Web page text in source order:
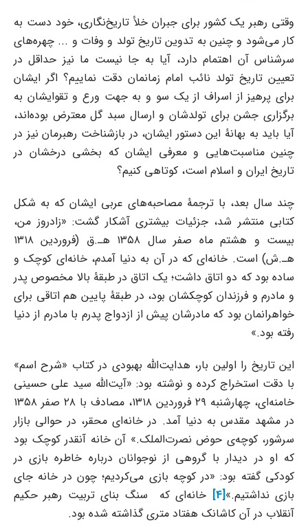
وقتی رهبر یک کشور برای جبران خلأ تاریخ‌نگاری، خود دست به
کار می‌شود و چنین به تدوین تاریخ تولد و وفات و ... چهره‌های
سرشناس آن اهتمام دارد، آیا به جا نیست ما نیز حداقل در
تعیین تاریخ تولد نائب امام زمانمان دقت نماییم؟ اگر ایشان
برای پرهیز از اسراف از یک سو و به جهت ورع و تقوایشان به
برگزاری جشن برای تولدشان و ارسال سبد گل معترض بوده‌اند،
آیا باید به بهانۀ این دستور ایشان، در بازشناخت رهبرمان نیز در
چنین مناسبت‌هایی و معرفی ایشان که بخشی درخشان در
تاریخ ایران و اسلام است، کوتاهی کنیم؟
چند سال بعد، با ترجمۀ مصاحبه‌های عربی ایشان که به شکل
کتابی منتشر شد، جزئیات بیشتری آشکار گشت: «زادروز من،
بیست و هشتم ماه صفر سال ۱۳۵۸ هـ.ق (فروردین ۱۳۱۸
هـ.ش) است. خانه‌ای که در آن به دنیا آمدم، خانه‌ای کوچک و
ساده بود که دو اتاق داشت؛ یک اتاق در طبقۀ بالا مخصوص پدر
و مادرم و فرزندان کوچکشان بود، در طبقۀ پایین هم اتاقی برای
خواهرانمان بود که مادرشان پیش از ازدواج پدرم با مادرم از دنیا
رفته بود.»
این تاریخ را اولین بار، هدایت‌الله بهبودی در کتاب «شرح اسم»
با دقت استخراج کرده و نوشته بود: «آیت‌الله سید علی حسینی
خامنه‌ای، چهارشنبه ۲۹ فروردین ۱۳۱۸، مصادف با ۲۸ صفر ۱۳۵۸
در مشهد مقدس به دنیا آمد. در خانه‌ای محقر، در حوالی بازار
سرشور، کوچه‌ی حوض نصرت‌الملک.» آن خانه آنقدر کوچک بود
که او در دیدار با گروهی از نوجوانان درباره خاطره بازی در
کودکی گفته بود: «در کوچه بازى مى‌کردیم؛ چون در خانه جاى
بازى نداشتیم.»[4]
خانه‌ای که سنگ بنای تربیت رهبر حکیم
آنقلاب در آن کاشانک هفتاد متری گذاشته شده بود.